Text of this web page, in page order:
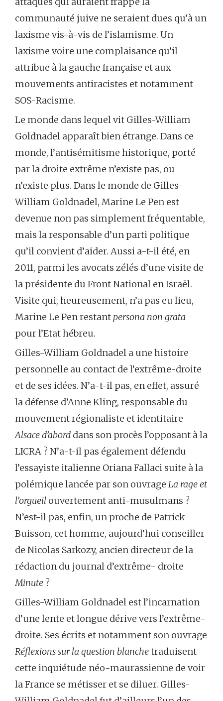
communauté juive ne seraient dues qu’à un
laxisme vis-à-vis de l’islamisme. Un
laxisme voire une complaisance qu’il
attribue à la gauche française et aux
mouvements antiracistes et notamment
SOS-Racisme.
Le monde dans lequel vit Gilles-William
Goldnadel apparaît bien étrange. Dans ce
monde, l’antisémitisme historique, porté
par la droite extrême n’existe pas, ou
n’existe plus. Dans le monde de Gilles-
William Goldnadel, Marine Le Pen est
devenue non pas simplement fréquentable,
mais la responsable d’un parti politique
qu’il convient d’aider. Aussi a-t-il été, en
2011, parmi les avocats zélés d’une visite de
la présidente du Front National en Israël.
Visite qui, heureusement, n’a pas eu lieu,
Marine Le Pen restant persona non grata
pour l’Etat hébreu.
Gilles-William Goldnadel a une histoire
personnelle au contact de l’extrême-droite
et de ses idées. N’a-t-il pas, en effet, assuré
la défense d’Anne Kling, responsable du
mouvement régionaliste et identitaire
Alsace d’abord dans son procès l’opposant à la
LICRA ? N’a-t-il pas également défendu
l’essayiste italienne Oriana Fallaci suite à la
polémique lancée par son ouvrage La rage et
l’orgueil ouvertement anti-musulmans ?
N’est-il pas, enfin, un proche de Patrick
Buisson, cet homme, aujourd’hui conseiller
de Nicolas Sarkozy, ancien directeur de la
rédaction du journal d’extrême- droite
Minute ?
Gilles-William Goldnadel est l’incarnation
d’une lente et longue dérive vers l’extrême-
droite. Ses écrits et notamment son ouvrage
Réflexions sur la question blanchetraduisent
cette inquiétude néo-maurassienne de voir
la France se métisser et se diluer. Gilles-